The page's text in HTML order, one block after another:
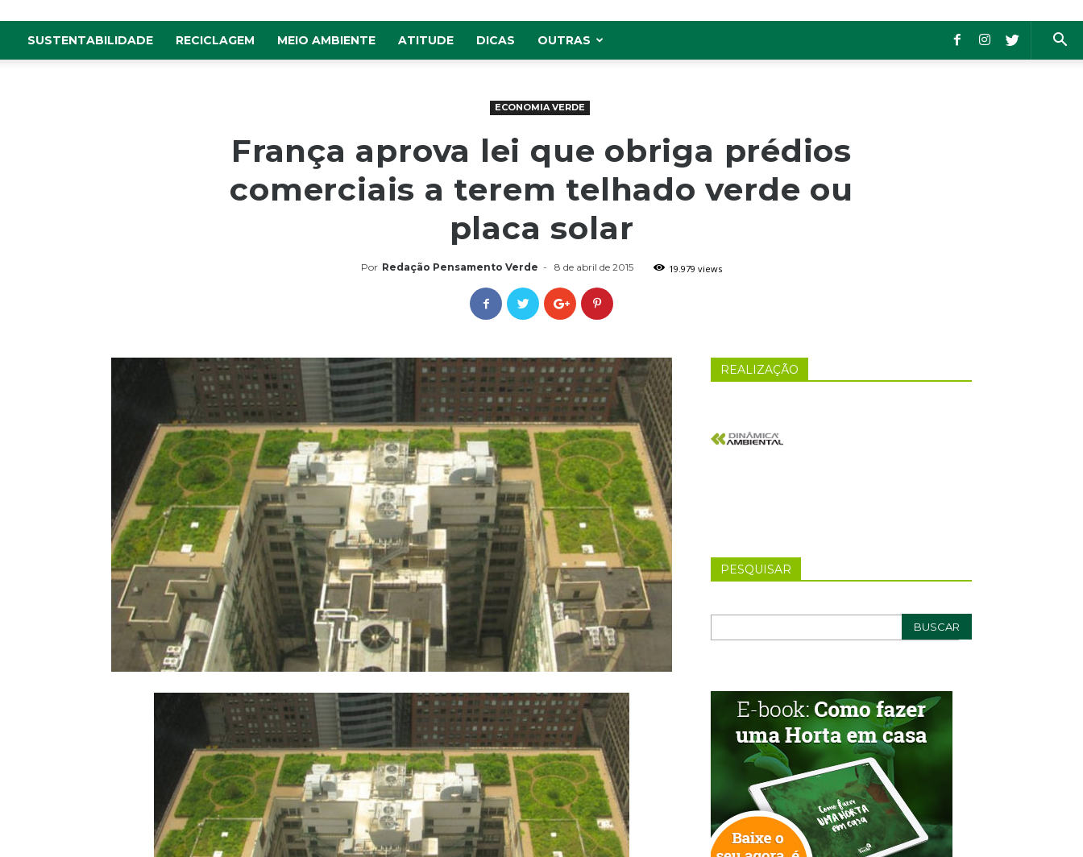
SUSTENTABILIDADE RECICLAGEM MEIO AMBIENTE ATITUDE DICAS OUTRAS
ECONOMIA VERDE
França aprova lei que obriga prédios
comerciais a terem telhado verde ou
placa solar
Por Redação Pensamento Verde - 8 de abril de 2015 19.979 views
REALIZAÇÃO
PESQUISAR